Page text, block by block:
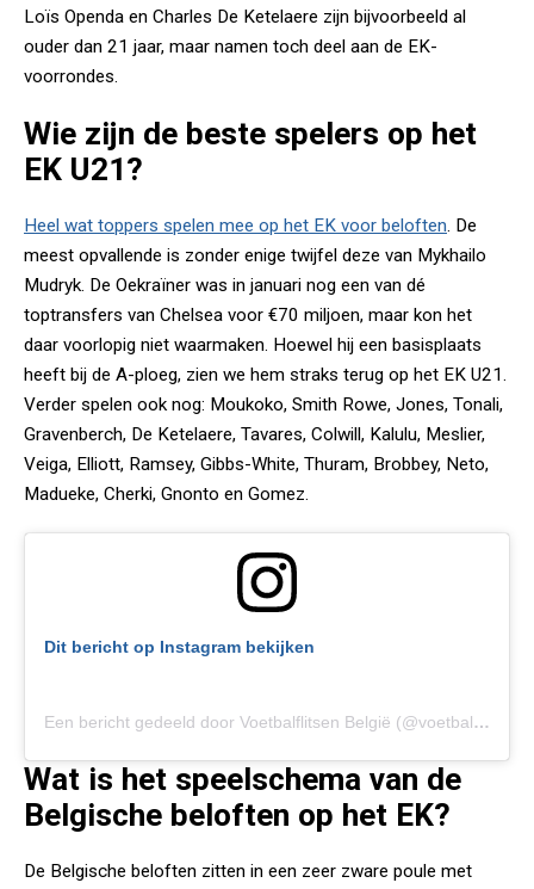
Loïs Openda en Charles De Ketelaere zijn bijvoorbeeld al
ouder dan 21 jaar, maar namen toch deel aan de EK-
voorrondes.
Wie zijn de beste spelers op het
EK U21?
Heel wat toppers spelen mee op het EK voor beloften. De
meest opvallende is zonder enige twijfel deze van Mykhailo
Mudryk. De Oekraïner was in januari nog een van dé
toptransfers van Chelsea voor €70 miljoen, maar kon het
daar voorlopig niet waarmaken. Hoewel hij een basisplaats
heeft bij de A-ploeg, zien we hem straks terug op het EK U21.
Verder spelen ook nog: Moukoko, Smith Rowe, Jones, Tonali,
Gravenberch, De Ketelaere, Tavares, Colwill, Kalulu, Meslier,
Veiga, Elliott, Ramsey, Gibbs-White, Thuram, Brobbey, Neto,
Madueke, Cherki, Gnonto en Gomez.
Dit bericht op Instagram bekijken
Een bericht gedeeld door Voetbalflitsen België (@voetbalflitsenbe)
Wat is het speelschema van de
Belgische beloften op het EK?
De Belgische beloften zitten in een zeer zware poule met